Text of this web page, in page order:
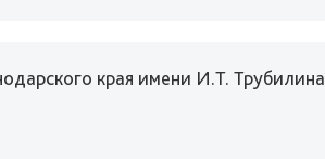
края имени И.Т. Трубилина